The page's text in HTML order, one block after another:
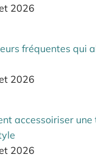
2026
fréquentes qui
2026
accessoiriser
2026